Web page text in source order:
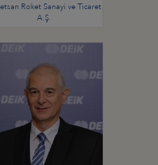
Roket Sanayi ve Ticaret
A.Ş.